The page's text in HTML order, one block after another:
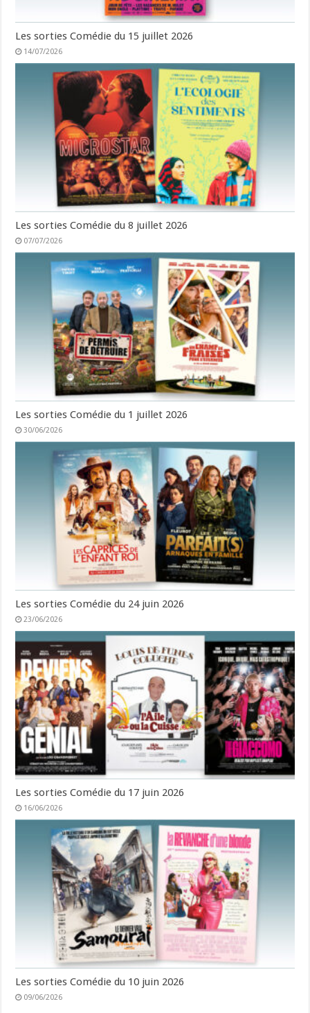
Les sorties Comédie du 15 juillet 2026
14/07/2026
Les sorties Comédie du 8 juillet 2026
07/07/2026
Les sorties Comédie du 1 juillet 2026
30/06/2026
Les sorties Comédie du 24 juin 2026
23/06/2026
Les sorties Comédie du 17 juin 2026
16/06/2026
Les sorties Comédie du 10 juin 2026
09/06/2026